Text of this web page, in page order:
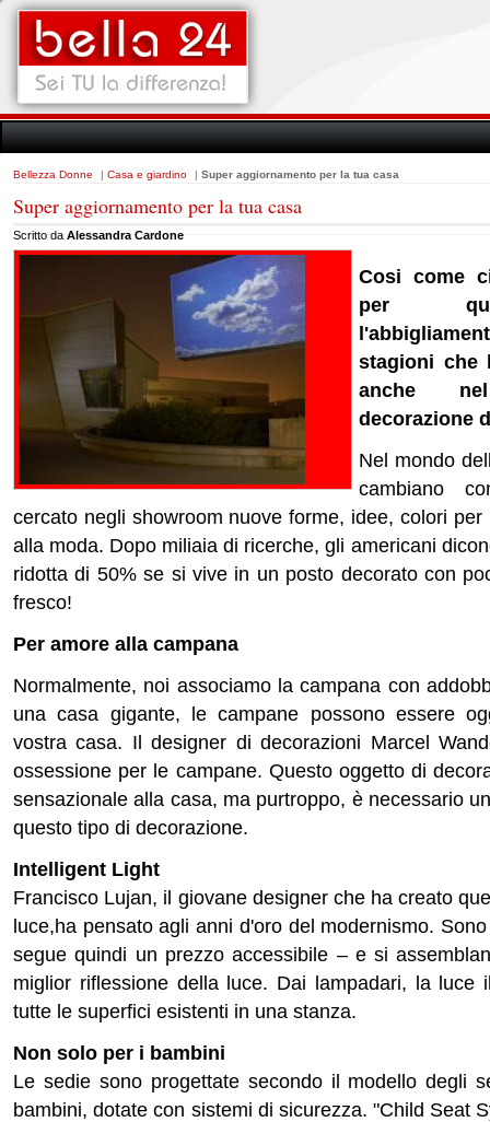
Bellezza Donne | Casa e giardino | Super aggiornamento per la tua casa
Super aggiornamento per la tua casa
Scritto da Alessandra Cardone
Cosi come
per
stagioni che
anche
decorazione
Nel mondo
cambiano
cercato negli showroom nuove forme, idee, colori
alla moda. Dopo miliaia di ricerche, gli americani
ridotta di 50% se si vive in un posto decorato con
fresco!
Per amore alla campana
Normalmente, noi associamo la campana con
una casa gigante, le campane possono essere
vostra casa. Il designer di decorazioni Marcel
ossessione per le campane. Questo oggetto di
sensazionale alla casa, ma purtroppo, è necessario
questo tipo di decorazione.
Intelligent Light
Francisco Lujan, il giovane designer che ha creato
luce,ha pensato agli anni d'oro del modernismo.
segue quindi un prezzo accessibile – e si
miglior riflessione della luce. Dai lampadari, la luce
tutte le superfici esistenti in una stanza.
Non solo per i bambini
Le sedie sono progettate secondo il modello degli
bambini, dotate con sistemi di sicurezza. "Child Seat